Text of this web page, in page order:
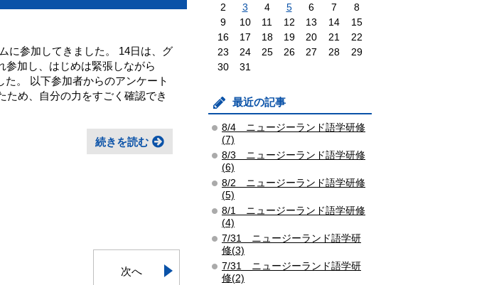
に参加してきました。 14日は、グ
参加し、はじめは緊張しながら
。 以下参加者からのアンケート
め、自分の力をすごく確認でき
続きを読む
次へ
2
3 4 5 6 7
8
9
10 11 12 13 14
15
16
17 18 19 20 21
22
23
24 25 26 27 28
29
30
31
最近の記事
8/4 ニュージーランド語学研修
(7)
8/3 ニュージーランド語学研修
(6)
8/2 ニュージーランド語学研修
(5)
8/1 ニュージーランド語学研修
(4)
7/31 ニュージーランド語学研
修(3)
7/31 ニュージーランド語学研
修(2)